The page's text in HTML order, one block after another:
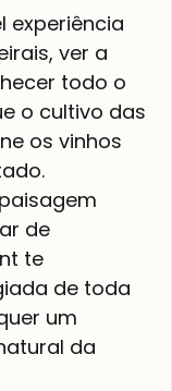
experiência
ver a
todo o
o cultivo das
os vinhos
de
te
de toda
um
da